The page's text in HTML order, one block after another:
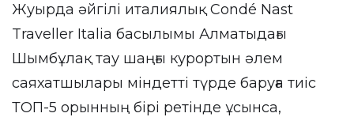
Жуырда әйгілі италиялық Condé Nast
Traveller Italia басылымы Алматыдағы
Шымбұлақ тау шаңғы курортын әлем
саяхатшылары міндетті түрде баруға тиіс
ТОП-5 орынның бірі ретінде ұсынса,